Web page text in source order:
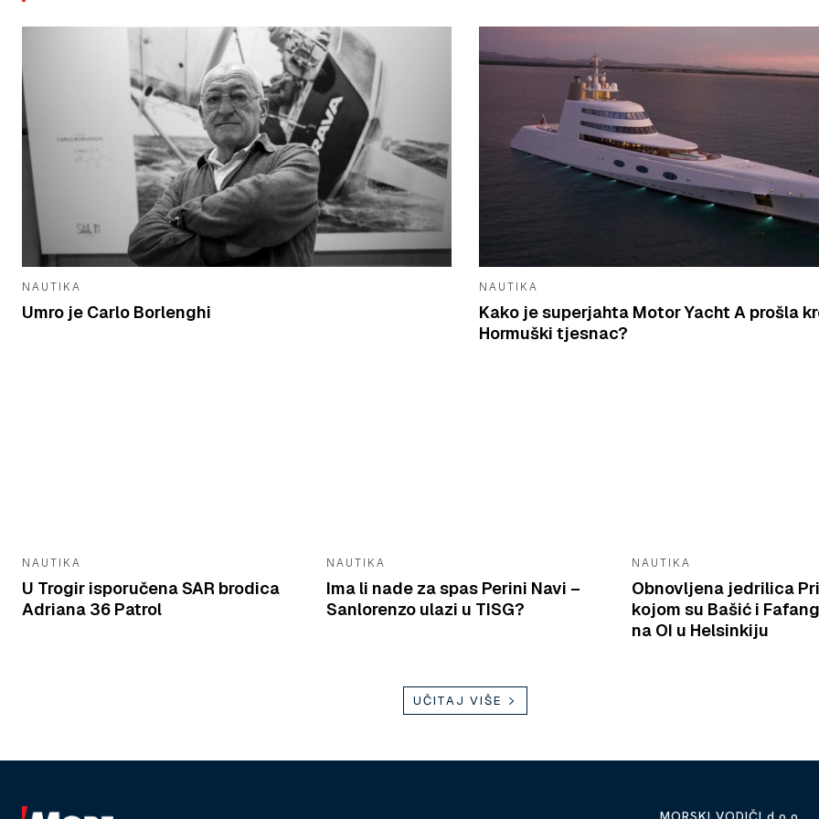
NAUTIKA
Umro je Carlo Borlenghi
NAUTIKA
Kako je superjahta Motor Yacht A prošla
Hormuški tjesnac?
NAUTIKA
U Trogir isporučena SAR brodica
Adriana 36 Patrol
NAUTIKA
Ima li nade za spas Perini Navi –
Sanlorenzo ulazi u TISG?
NAUTIKA
Obnovljena jedrilica
kojom su Bašić i
na OI u Helsinkiju
UČITAJ VIŠE